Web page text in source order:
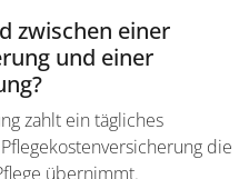
zwischen einer
und einer
zahlt ein tägliches
die
übernimmt.